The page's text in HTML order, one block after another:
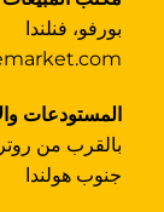
بورفو، فنلندا
المستودعات
بالقرب من
جنوب هولندا